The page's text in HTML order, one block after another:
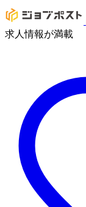
求人情報が満載